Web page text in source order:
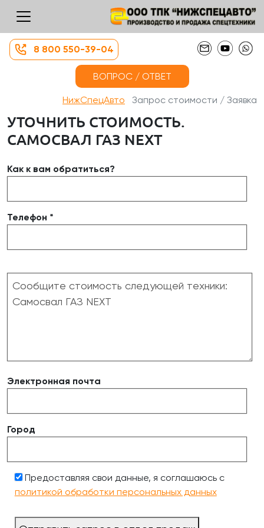
8 800 550-39-04
ВОПРОС / ОТВЕТ
НижСпецАвто Запрос стоимости / Заявка
УТОЧНИТЬ СТОИМОСТЬ.
САМОСВАЛ ГАЗ NEXT
Как к вам обратиться?
Телефон *
Электронная почта
Город
Предоставляя свои данные, я соглашаюсь с
политикой обработки персональных данных